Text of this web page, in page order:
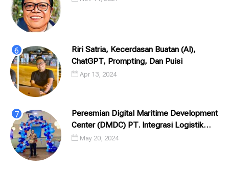
Riri Satria, Kecerdasan Buatan (AI),
ChatGPT, Prompting, Dan Puisi
Apr 13, 2024
Peresmian Digital Maritime Development
Center (DMDC) PT. Integrasi Logistik
Cipta Solusi (ILCS) / Pelindo Solusi
May 20, 2024